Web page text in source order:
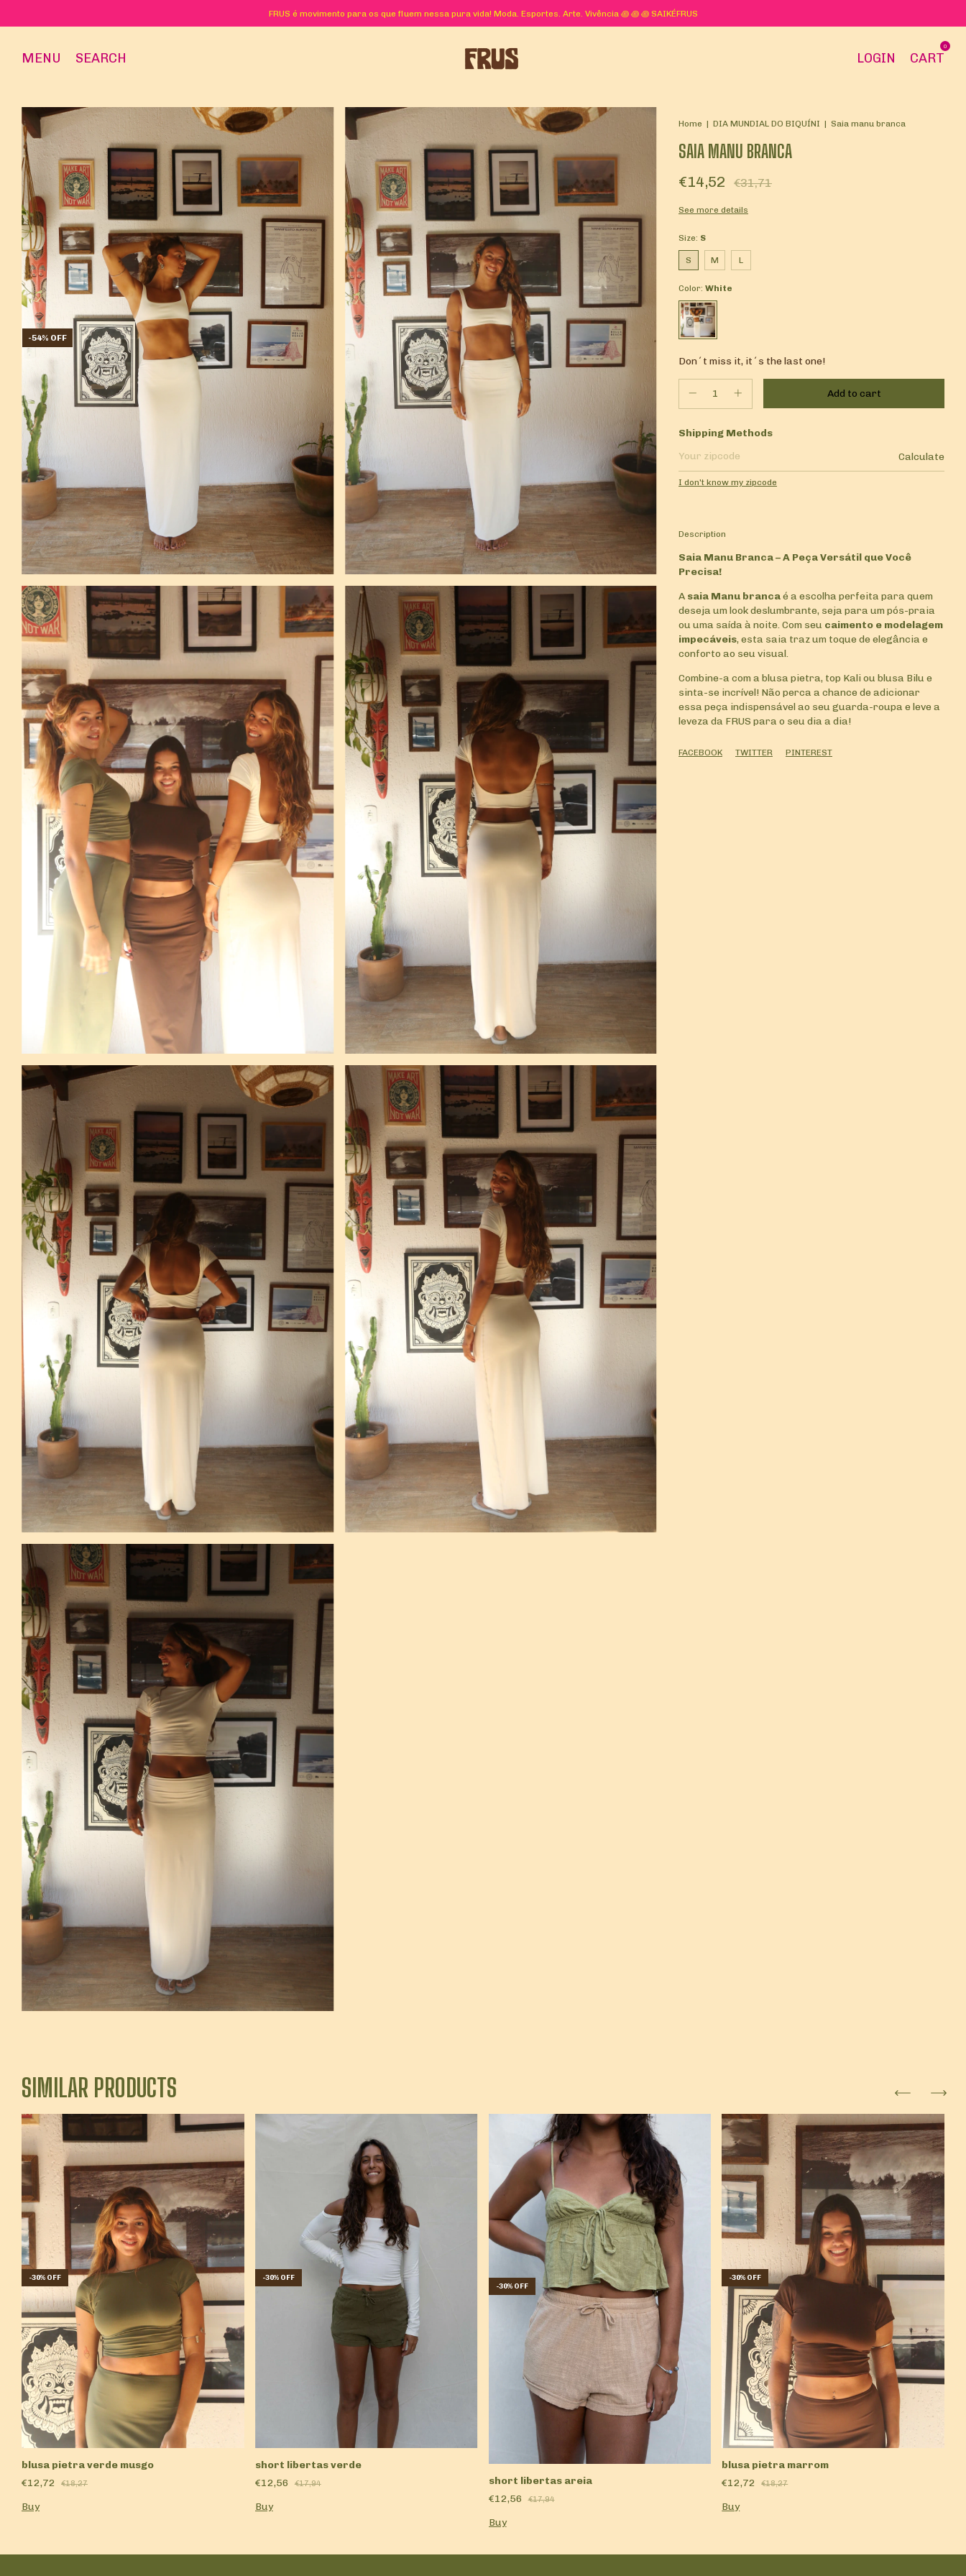
FRUS é movimento para os que fluem nessa pura vida! Moda. Esportes. Arte. Vivência ꩜ ꩜ ꩜ SAIKÉFRUS
MENU SEARCH LOGIN CART
0
-54% OFF
Home | DIA MUNDIAL DO BIQUÍNI | Saia manu branca
SAIA MANU BRANCA
€14,52 €31,71
See more details
Size: S
S M L
Color: White
Don´t miss it, it´s the last one!
Shipping for zipcode:
Shipping Methods
Calculate
I don't know my zipcode
Description
Saia Manu Branca – A Peça Versátil que Você
Precisa!
A saia Manu brancaé a escolha perfeita para quem
deseja um look deslumbrante, seja para um pós-praia
ou uma saída à noite. Com seu caimento e modelagem
impecáveis, esta saia traz um toque de elegância e
conforto ao seu visual.
Combine-a com a blusa pietra, top Kali ou blusa Bilu e
sinta-se incrível! Não perca a chance de adicionar
essa peça indispensável ao seu guarda-roupa e leve a
leveza da FRUS para o seu dia a dia!
FACEBOOK TWITTER PINTEREST
SIMILAR PRODUCTS
-30% OFF
blusa pietra verde musgo
€12,72
€18,27
Buy
-30% OFF
short libertas verde
€12,56
€17,94
Buy
-30% OFF
short libertas areia
€12,56
€17,94
Buy
-30% OFF
blusa pietra marrom
€12,72
€18,27
Buy